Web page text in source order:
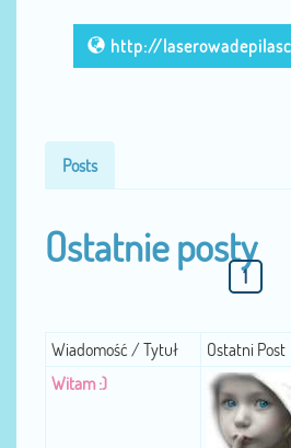
http://
Posts
Ostatnie posty
1
Wiadomość / Tytuł Ostatni Post
Witam :)